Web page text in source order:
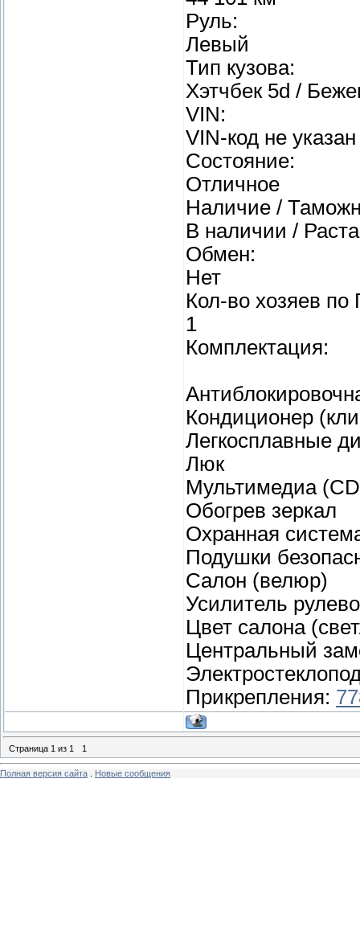
Руль:
Левый
Тип кузова:
Хэтчбек 5d /
VIN:
VIN-код не указан
Состояние:
Отличное
Наличие /
В наличии /
Обмен:
Нет
Кол-во хозяев
1
Комплектация:
Кондиционер
Легкосплавные
Люк
Мультимедиа
Обогрев зеркал
Охранная
Подушки
Салон (велюр)
Усилитель
Цвет салона
Центральный
Прикрепления:
Страница 1 из 1 1
Полная версия сайта Новые сообщения